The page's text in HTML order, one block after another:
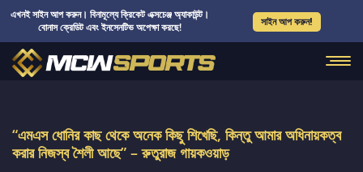
এখনই সাইন আপ করুন। বিনামূল্যে ক্রিকেট এক্সচেঞ্জ অ্যাকাউন্ট।
বোনাস ক্রেডিট এবং ইনসেনটিভ অপেক্ষা করছে!
সাইন আপ করুন!
“এমএস ধোনির কাছ থেকে অনেক কিছু শিখেছি, কিন্তু আমার অধিনায়কত্ব
করার নিজস্ব শৈলী আছে” – রুতুরাজ গায়কওয়াড়